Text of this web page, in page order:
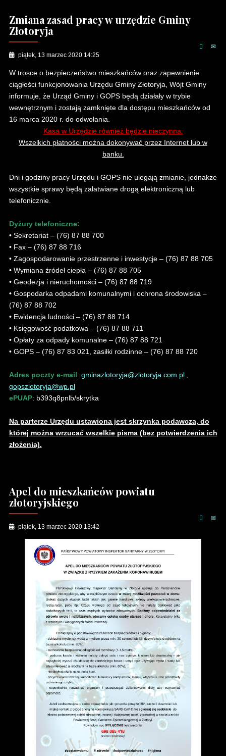
Zmiana zasad pracy w urzędzie Gminy
Złotoryja
piątek, 13 marzec 2020 14:25
W trosce o bezpieczeństwo mieszkańców oraz zapewnienie
ciągłości funkcjonowania Urzędu Gminy Złotoryja, Wójt Gminy
informuje, że Urząd Gminy i GOPS będą działały w trybie
wewnętrznym i zostają zamknięte dla dostępu mieszkańców od
16 marca 2020 r. do odwołania.
Kasa w Urzędzie również będzie nieczynna.
Wszelkich płatności można dokonywać przez Internet lub w
banku.
Dni i godziny pracy Urzędu i GOPS nie ulegają zmianie, jednakże
wszystkie sprawy będą załatwiane drogą elektroniczną lub
telefonicznie.
Dyżury telefoniczne:
• Sekretariat – (76) 87 88 700
• Fax – (76) 87 88 716
• Zagospodarowanie przestrzenne i inwestycje – (76) 87 88 705
• Wymiana źródeł ciepła – (76) 87 88 705
• Geodezja i nieruchomości – (76) 87 88 719
• Gospodarka odpadami komunalnymi i ochrona środowiska –
(76) 87 88 702
• Ewidencja ludności – (76) 87 88 714
• Księgowość podatkowa – (76) 87 88 711
• Opłaty za odpady komunalne – (76) 87 88 721
• GOPS – (76) 87 83 021, zasiłki rodzinne – (76) 87 88 720
Adres poczty e-mail: gminazlotoryja@zlotoryja.com.pl,
gopszlotoryja@wp.pl
ePUAP: b393q8pnlb/skrytka
Na parterze Urzędu ustawiona jest skrzynka podawcza, do
której można wrzucać wszelkie pisma (bez potwierdzenia ich
złożenia).
Apel do mieszkańców powiatu
złotoryjskiego
piątek, 13 marzec 2020 13:42